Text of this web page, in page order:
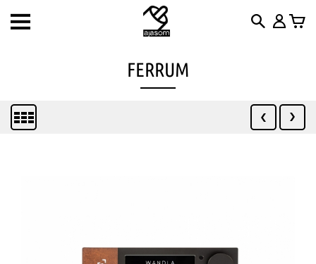
Toggle
FERRUM